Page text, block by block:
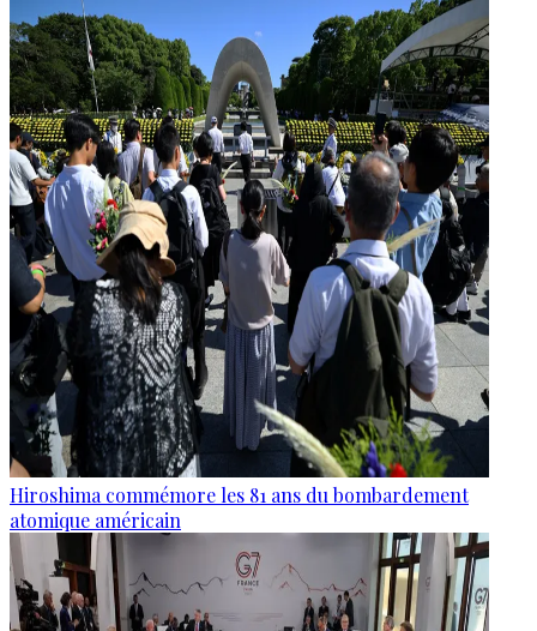
Hiroshima commémore les 81 ans du bombardement
atomique américain